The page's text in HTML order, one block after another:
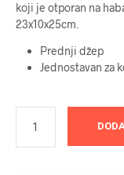
koji je otporan na
23x10x25cm.
Prednji džep
Jednostavan za